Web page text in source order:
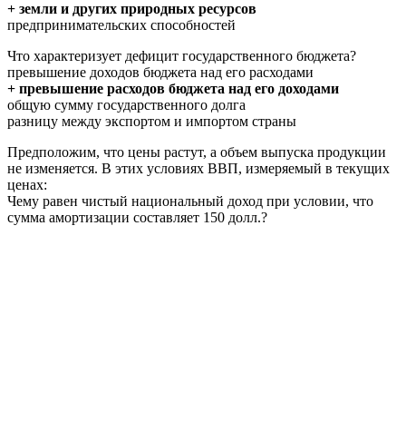
+ земли и других природных ресурсов
предпринимательских способностей
Что характеризует дефицит государственного бюджета?
превышение доходов бюджета над его расходами
+ превышение расходов бюджета над его доходами
общую сумму государственного долга
разницу между экспортом и импортом страны
Предположим, что цены растут, а объем выпуска продукции
не изменяется. В этих условиях ВВП, измеряемый в текущих
ценах:
Чему равен чистый национальный доход при условии, что
сумма амортизации составляет 150 долл.?